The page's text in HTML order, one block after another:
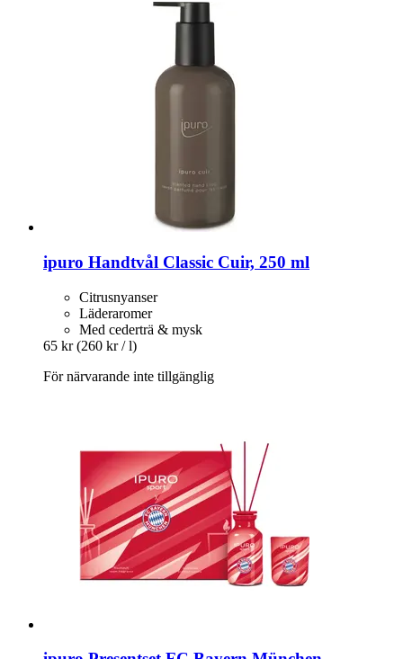
ipuro Handtvål Classic Cuir, 250 ml
Citrusnyanser
Läderaromer
Med cederträ & mysk
65 kr (260 kr / l)
För närvarande inte tillgänglig